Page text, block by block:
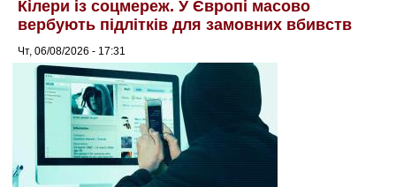
Кілери із соцмереж. У Європі масово
вербують підлітків для замовних вбивств
Чт, 06/08/2026 - 17:31